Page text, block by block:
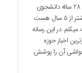
بابک جوادی هستم . 28 ساله دانشجوی
رشته خبرنگاری ... بیشتر از 5 سال هست
در این رسانه
اخبار حوزه
آن را پوشش